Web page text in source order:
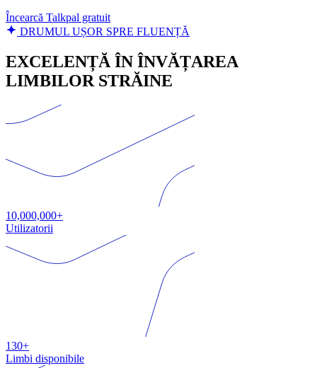
Încearcă Talkpal gratuit
DRUMUL UȘOR SPRE FLUENȚĂ
EXCELENȚĂ ÎN ÎNVĂȚAREA
LIMBILOR STRĂINE
10,000,000+
Utilizatorii
130+
Limbi disponibile